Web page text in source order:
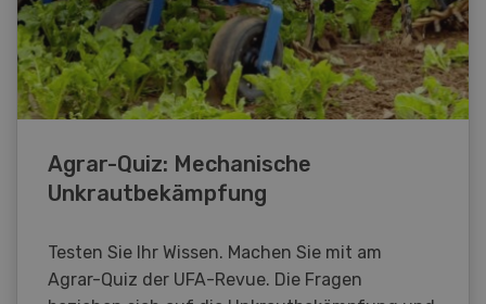
Agrar-Quiz: Mechanische
Unkrautbekämpfung
Testen Sie Ihr Wissen. Machen Sie mit am
Agrar-Quiz der UFA-Revue. Die Fragen